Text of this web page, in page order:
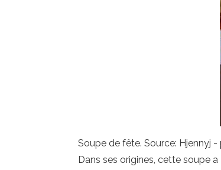
Soupe de fête. Source: Hjennyj
Dans ses origines, cette soupe